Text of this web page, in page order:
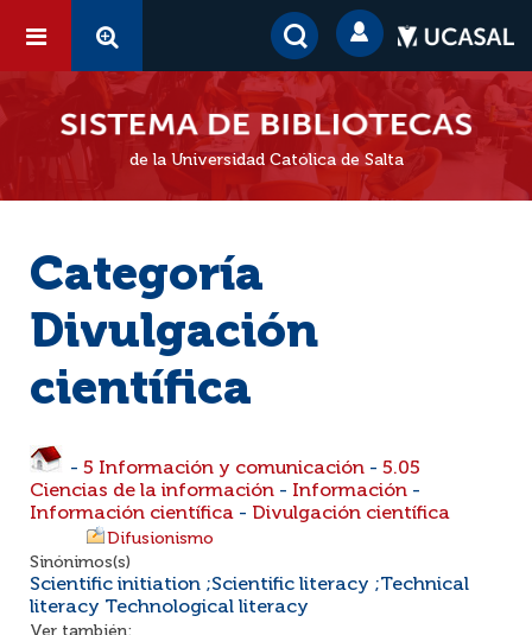
de la Universidad Católica de Salta
Categoría
Divulgación
científica
- 5 Información y comunicación - 5.05
Ciencias de la información - Información -
Información científica - Divulgación científica
Difusionismo
Sinónimos(s)
Scientific initiation ;Scientific literacy ;Technical
literacy Technological literacy
Ver también: